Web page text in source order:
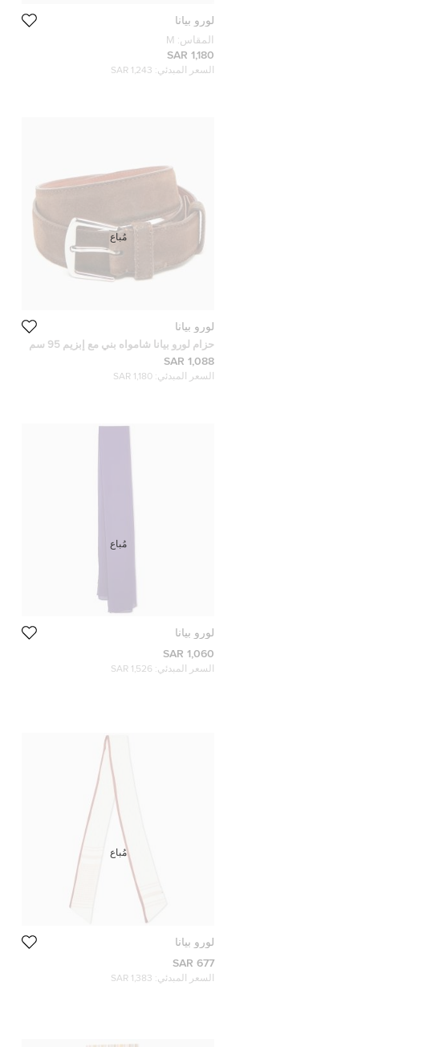
لورو بيانا
المقاس: M
1,180 SAR
السعر المبدئي: 1,243 SAR
لورو بيانا
حزام لورو بيانا شامواه بني مع إبزيم 95 سم
1,088 SAR
السعر المبدئي: 1,180 SAR
مُباع
لورو بيانا
1,060 SAR
السعر المبدئي: 1,526 SAR
مُباع
لورو بيانا
677 SAR
السعر المبدئي: 1,383 SAR
مُباع